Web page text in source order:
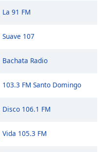
La 91 FM
Suave 107
Bachata Radio
103.3 FM Santo Domingo
Disco 106.1 FM
Vida 105.3 FM